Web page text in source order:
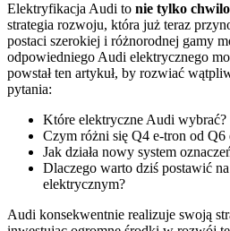
Elektryfikacja Audi to nie tylko
strategia rozwoju, która już teraz
postaci szerokiej i różnorodnej gamy
odpowiedniego Audi elektrycznego
powstał ten artykuł, by rozwiać
pytania:
Które elektryczne Audi wybrać?
Czym różni się Q4 e-tron od Q6
Jak działa nowy system
Dlaczego warto dziś postawić
elektrycznym?
Audi konsekwentnie realizuje swoją